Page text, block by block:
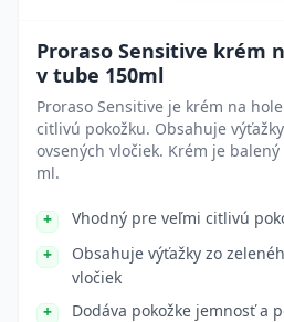
Proraso Sensitive krém
v tube 150ml
Proraso Sensitive je krém na
citlivú pokožku. Obsahuje
ovsených vločiek. Krém je
ml.
Vhodný pre veľmi citlivú
Obsahuje výťažky zo
vločiek
Dodáva pokožke jemnosť a